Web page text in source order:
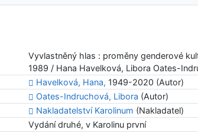
Vyvlastněný hlas : proměny genderové
1989 / Hana Havelková, Libora Oates-
Havelková, Hana, 1949-2020 (Autor)
Oates-Indruchová, Libora (Autor)
Nakladatelství Karolinum (Nakladatel)
Vydání druhé, v Karolinu první